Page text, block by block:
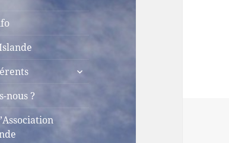
ouvrir
nous ?